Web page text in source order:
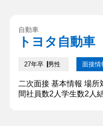
けでなく、他国と比較
の背景や法的枠組みの
自動車
トヨタ自動車
27年卒 男性 面接情
二次面接 基本情報 場
間社員数2人学生数2人